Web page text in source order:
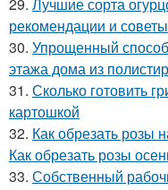
рекомендации и советы
30. Упрощенный
этажа дома из
31. Сколько готовить
картошкой
32. Как обрезать розы
Как обрезать розы
33. Собственный